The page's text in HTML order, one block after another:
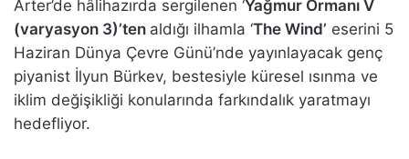
Arter’de hâlihazırda sergilenen ‘Yağmur Ormanı V
(varyasyon 3)’ten aldığı ilhamla ‘The Wind’ eserini 5
Haziran Dünya Çevre Günü’nde yayınlayacak genç
piyanist İlyun Bürkev, bestesiyle küresel ısınma ve
iklim değişikliği konularında farkındalık yaratmayı
hedefliyor.